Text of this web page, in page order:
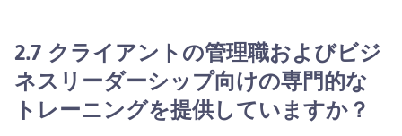
2.7 クライアントの管理職およびビジ
ネスリーダーシップ向けの専門的な
トレーニングを提供していますか？